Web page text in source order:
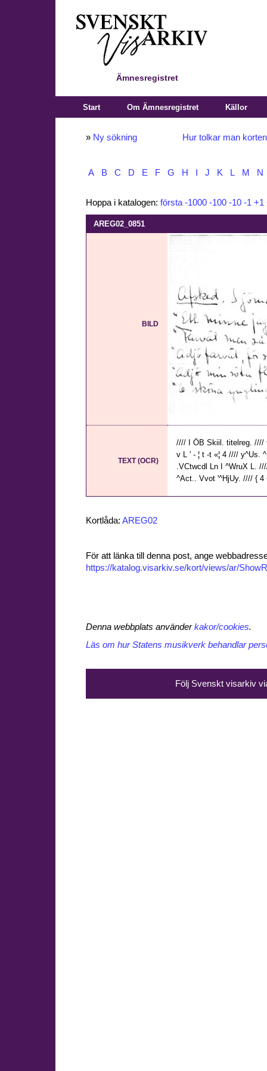
Ämnesregistret
Start Om Ämnesregistret Källor
» Ny sökning Hur tolkar man
A B C D E F G H J K L M N
Hoppa i katalogen: första -1000 -100 -10 -1 +1
AREG02_0851
BILD
TEXT (OCR)
//// I ÖB Skiil. titelreg. ////
v L ' - ¦ t -t «¦ 4 ////
.VCtwcdl Ln I ^WruX L.
^Act.. Vvot '^HjUy. //// {
Kortlåda: AREG02
För att länka till denna post, ange
https://katalog.visarkiv.se/kort/views/ar/
Denna webbplats använderkakor/cookies.
Läs om hur Statens musikverk behandlar
Följ Svenskt visarkiv